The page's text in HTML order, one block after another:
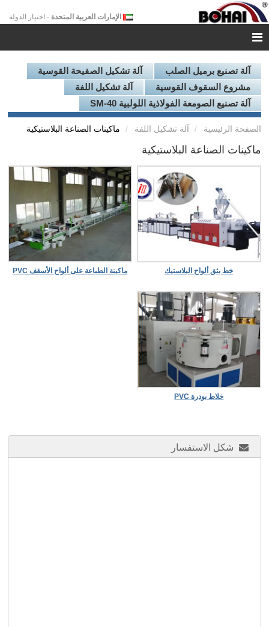
الإمارات العربية المتحدة - اختيار الدولة
آلة تصنيع برميل الصلب
آلة تشكيل الصفيحة القوسية
مشروع السقوف القوسية
آلة تشكيل اللفة
آلة تصنيع الصومعة الفولاذية اللولبية SM-40
الصفحة الرئيسية آلة تشكيل اللفة ماكينات الصناعة البلاستيكية
ماكينات الصناعة البلاستيكية
خط بثق ألواح البلاستيك ماكينة الطباعة على ألواح الأسقف PVC
خلاط بودرة PVC
شكل الاستفسار